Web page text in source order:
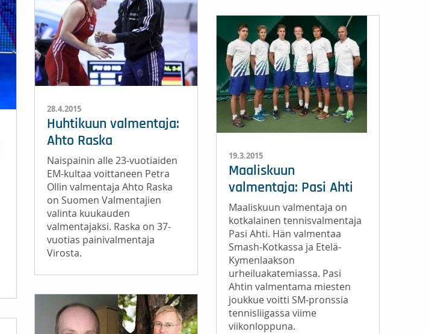
28.4.2015
Huhtikuun valmentaja:
Ahto Raska
Naispainin alle 23-vuotiaiden
EM-kultaa voittaneen Petra
Ollin valmentaja Ahto Raska
on Suomen Valmentajien
valinta kuukauden
valmentajaksi. Raska on 37-
vuotias painivalmentaja
Virosta.
19.3.2015
Maaliskuun
valmentaja: Pasi Ahti
Maaliskuun valmentaja on
kotkalainen tennisvalmentaja
Pasi Ahti. Hän valmentaa
Smash-Kotkassa ja Etelä-
Kymenlaakson
urheiluakatemiassa. Pasi
Ahtin valmentama miesten
joukkue voitti SM-pronssia
tennisliigassa viime
viikonloppuna.